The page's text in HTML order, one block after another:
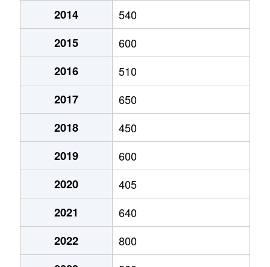
2014
540
2015
600
2016
510
2017
650
2018
450
2019
600
2020
405
2021
640
2022
800